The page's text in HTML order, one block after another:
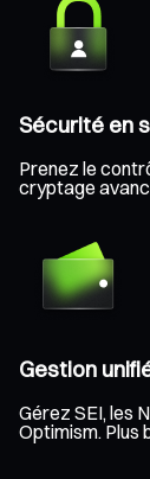
Sécurité en
Prenez le
cryptage
Gestion
Gérez SEI, les
Optimism. Plus